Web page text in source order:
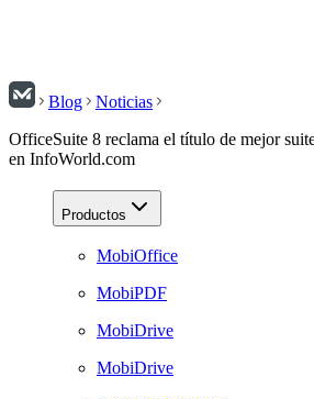
Blog
Noticias
OfficeSuite 8 reclama el título de mejor
en InfoWorld.com
Productos
MobiOffice
MobiPDF
MobiDrive
MobiDrive